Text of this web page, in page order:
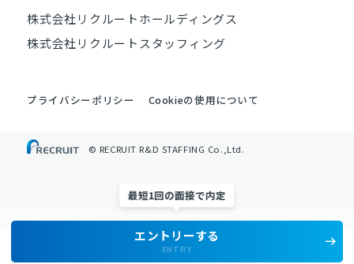
株式会社リクルートホールディングス
株式会社リクルートスタッフィング
プライバシーポリシー Cookieの使用について
© RECRUIT R&D STAFFING Co.,Ltd.
エントリーする
ENTRY
最短1回の面接で内定